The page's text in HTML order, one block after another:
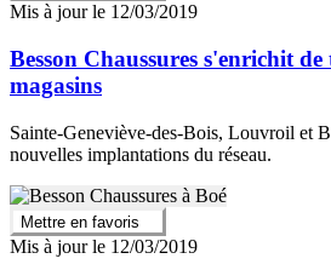
Mis à jour le 12/03/2019
Besson Chaussures s'enrichit
magasins
Sainte-Geneviève-des-Bois, Louvroil et
nouvelles implantations du réseau.
Mettre en favoris
Mis à jour le 12/03/2019